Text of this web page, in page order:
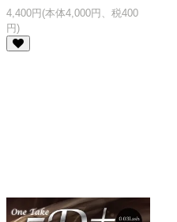
4,400円(本体4,000円、税400
円)